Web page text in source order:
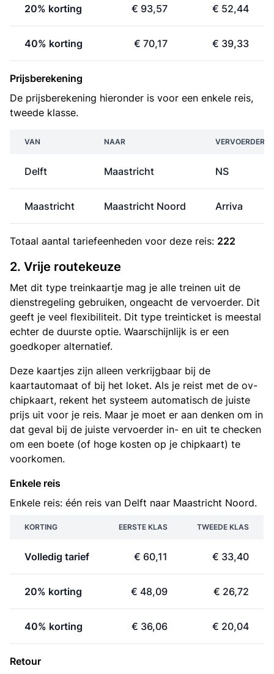
20% korting € 93,57 € 52,44
40% korting € 70,17 € 39,33
Prijsberekening
De prijsberekening hieronder is voor een enkele reis,
tweede klasse.
VAN NAAR VERVOERDER
Delft Maastricht NS
Maastricht Maastricht Noord Arriva
Totaal aantal tariefeenheden voor deze reis: 222
2. Vrije routekeuze
Met dit type treinkaartje mag je alle treinen uit de
dienstregeling gebruiken, ongeacht de vervoerder. Dit
geeft je veel flexibiliteit. Dit type treinticket is meestal
echter de duurste optie. Waarschijnlijk is er een
goedkoper alternatief.
Deze kaartjes zijn alleen verkrijgbaar bij de
kaartautomaat of bij het loket. Als je reist met de ov-
chipkaart, rekent het systeem automatisch de juiste
prijs uit voor je reis. Maar je moet er aan denken om in
dat geval bij de juiste vervoerder in- en uit te checken
om een boete (of hoge kosten op je chipkaart) te
voorkomen.
Enkele reis
Enkele reis: één reis van Delft naar Maastricht Noord.
KORTING EERSTE KLAS TWEEDE KLAS
Volledig tarief € 60,11 € 33,40
20% korting € 48,09 € 26,72
40% korting € 36,06 € 20,04
Retour